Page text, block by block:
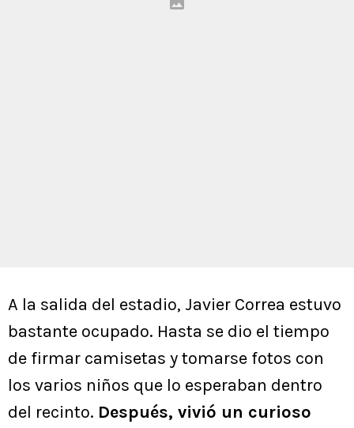
A la salida del estadio, Javier Correa estuvo
bastante ocupado. Hasta se dio el tiempo
de firmar camisetas y tomarse fotos con
los varios niños que lo esperaban dentro
del recinto. Después, vivió un curioso